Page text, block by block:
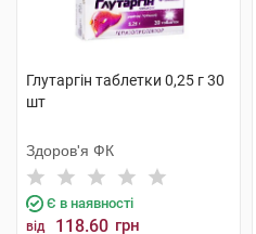
Глутаргін таблетки 0,25 г 30
шт
Здоров'я ФК
Є в наявності
від 118.60 грн